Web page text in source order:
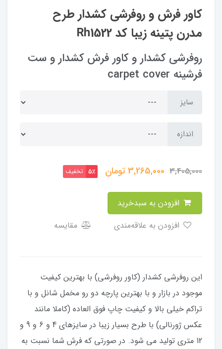
کاور فرش و روفرشی کشدار‌ طرح
مدرن پتینه زیبا کد Rh1522
روفرشی کشدار و کاور فرش کشدار و ست
فرشینه carpet cover
سایز
اندازه
3,405,000
3,265,000تومان 5٪ تخفیف
مقایسه
این روفرشی کشدار (کاور روفرشی) با بهترین کیفیت
موجود در بازار و با بهترین پارچه دو رو مخمل شانل و با
تراکم خیلی بالا و کیفیت چاپ فوق العاده (کاملا مانند
عکس ژورنالی) با طرح بسیار زیبا در سایزهای 4 و 6 و 9 و
12 متری تولید می شود. در صورتی که فرش شما نسبت به